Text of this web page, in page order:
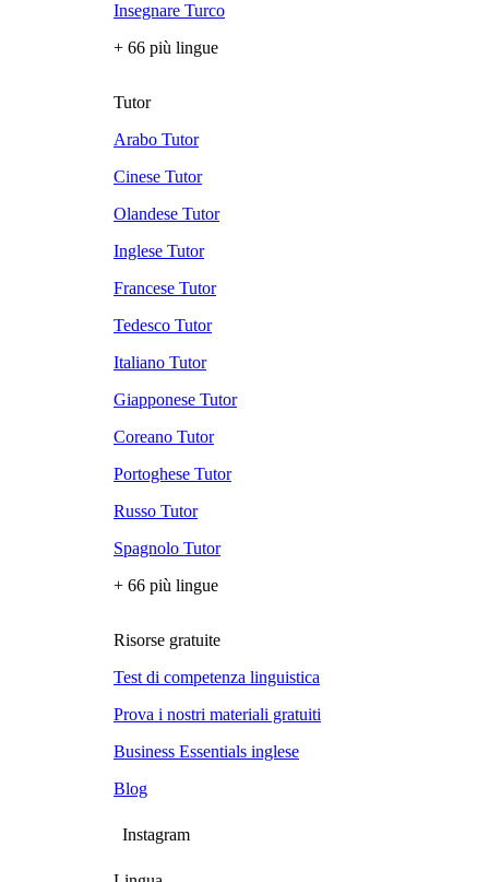
Insegnare Turco
+ 66 più lingue
Tutor
Arabo Tutor
Cinese Tutor
Olandese Tutor
Inglese Tutor
Francese Tutor
Tedesco Tutor
Italiano Tutor
Giapponese Tutor
Coreano Tutor
Portoghese Tutor
Russo Tutor
Spagnolo Tutor
+ 66 più lingue
Risorse gratuite
Test di competenza linguistica
Prova i nostri materiali gratuiti
Business Essentials inglese
Blog
Instagram